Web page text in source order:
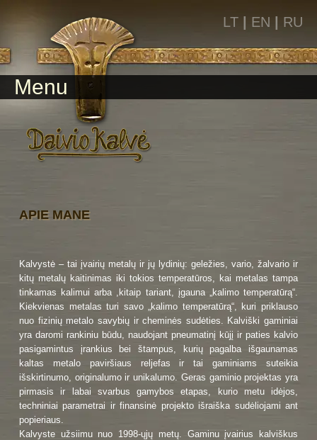
LT EN RU
Menu
APIE MANE
Kalvystė – tai įvairių metalų ir jų lydinių: geležies, vario, žalvario ir
kitų metalų kaitinimas iki tokios temperatūros, kai metalas tampa
tinkamas kalimui arba ,kitaip tariant, įgauna „kalimo temperatūrą“.
Kiekvienas metalas turi savo „kalimo temperatūrą“, kuri priklauso
nuo fizinių metalo savybių ir cheminės sudėties. Kalviški gaminiai
yra daromi rankiniu būdu, naudojant pneumatinį kūjį ir paties kalvio
pasigamintus įrankius bei štampus, kurių pagalba išgaunamas
kaltas metalo paviršiaus reljefas ir tai gaminiams suteikia
išskirtinumo, originalumo ir unikalumo. Geras gaminio projektas yra
pirmasis ir labai svarbus gamybos etapas, kurio metu idėjos,
techniniai parametrai ir finansinė projekto išraiška sudėliojami ant
popieriaus.
Kalvyste užsiimu nuo 1998-ųjų metų. Gaminu įvairius kalviškus